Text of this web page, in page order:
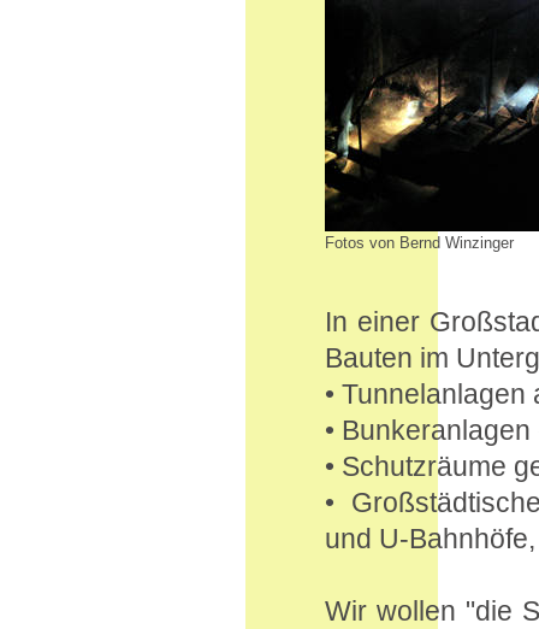
Fotos von Bernd Winzinger
In einer
Bauten im
•
•
• Schutzräume
•
und U-
Wir wollen "die